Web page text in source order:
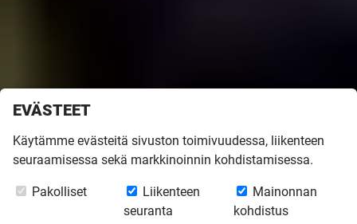
Blogia kirjoittavat Jenna, 31, ja Jukka, 33, Oksaharju, jotka
rakennuttavat itse suunnittelemaansa Kannustaloa
työt pitävät perheen liikkeessä, mutta taloprojektille
täydellinen aika on juuri nyt. Tervetuloa seuraamaan
EVÄSTEET
Käytämme evästeitä sivuston toimivuudessa, liikenteen
seuraamisessa sekä markkinoinnin kohdistamisessa.
Pakolliset
Liikenteen
seuranta
Mainonnan
kohdistus